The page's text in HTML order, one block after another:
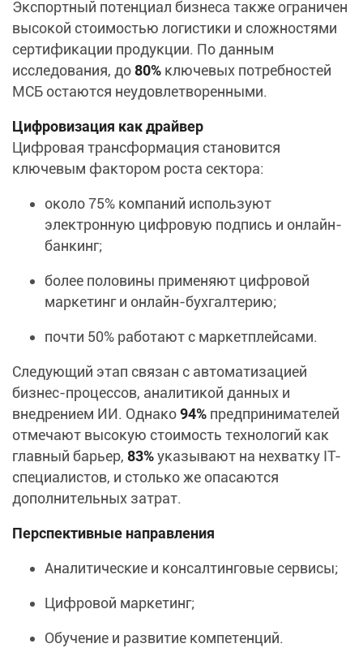
Экспортный потенциал бизнеса также ограничен
высокой стоимостью логистики и сложностями
сертификации продукции. По данным
исследования, до80% ключевых потребностей
МСБ остаются неудовлетворенными.
Цифровизация как драйвер
Цифровая трансформация становится
ключевым фактором роста сектора:
около 75% компаний используют
электронную цифровую подпись и онлайн-
банкинг;
более половины применяют цифровой
маркетинг и онлайн-бухгалтерию;
почти 50% работают с маркетплейсами.
Следующий этап связан с автоматизацией
бизнес-процессов, аналитикой данных и
внедрением ИИ. Однако94% предпринимателей
отмечают высокую стоимость технологий как
главный барьер, 83%указывают на нехватку IT-
специалистов, и столько же опасаются
дополнительных затрат.
Перспективные направления
Аналитические и консалтинговые сервисы;
Цифровой маркетинг;
Обучение и развитие компетенций.